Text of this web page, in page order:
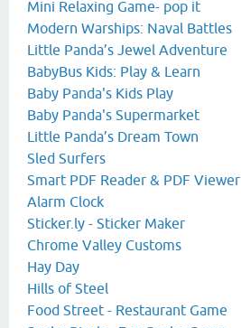
Mini Relaxing Game- pop it
Modern Warships: Naval Battles
Little Panda’s Jewel Adventure
BabyBus Kids: Play & Learn
Baby Panda's Kids Play
Baby Panda's Supermarket
Little Panda’s Dream Town
Sled Surfers
Smart PDF Reader & PDF Viewer
Alarm Clock
Sticker.ly - Sticker Maker
Chrome Valley Customs
Hay Day
Hills of Steel
Food Street - Restaurant Game